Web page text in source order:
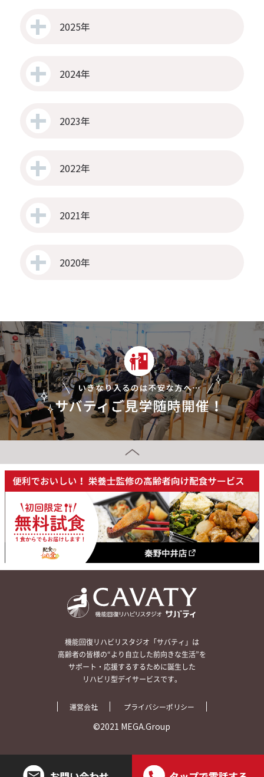
2025年
2024年
2023年
2022年
2021年
2020年
機能回復リハビリスタジオ「サバティ」は
高齢者の皆様の“より自立した前向きな生活”を
サポート・応援するするために誕生した
リハビリ型デイサービスです。
運営会社 プライバシーポリシー
©2021 MEGA.Group